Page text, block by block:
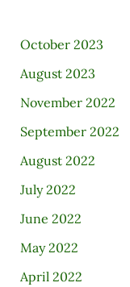
October 2023
August 2023
November 2022
September 2022
August 2022
July 2022
June 2022
May 2022
April 2022